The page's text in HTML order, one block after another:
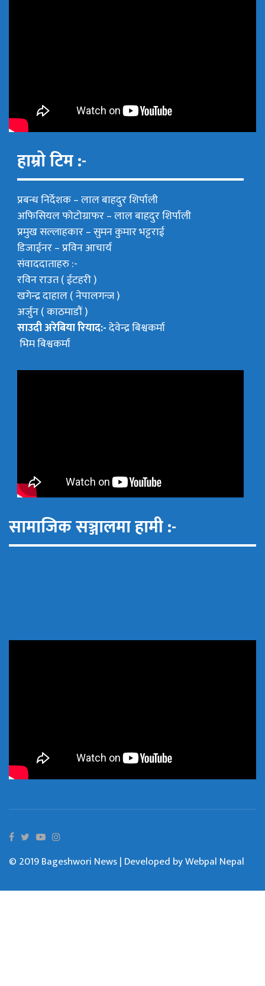
हाम्रो टिम :-
प्रबन्ध निर्देशक –लाल बाहदुर शिर्पाली
अफिसियल फोटोग्राफर –लाल बाहदुर शिर्पाली
प्रमुख सल्लाहकार –सुमन कुमार भट्टराई
डिजाईनर – प्रविन आचार्य
संवाददाताहरु :-
रविन राउत ( ईटहरी )
खगेन्द्र दाहाल ( नेपालगन्ज )
अर्जुन ( काठमाडौं )
साउदी अरेबिया रियाद:-देवेन्द्र बिश्वकर्मा
भिम बिश्वकर्मा
सामाजिक सञ्जालमा हामी :-
© 2019 Bageshwori News | Developed byWebpal Nepal